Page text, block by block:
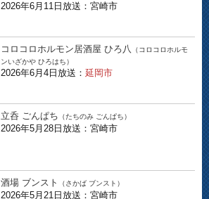
2026年6月11日放送：宮崎市
コロコロホルモン居酒屋 ひろ八 （コロコロホルモ
ンいざかや ひろはち）
2026年6月4日放送： 延岡市
立呑 ごんぱち （たちのみ ごんぱち）
2026年5月28日放送：宮崎市
酒場 ブンスト （さかば ブンスト）
2026年5月21日放送：宮崎市